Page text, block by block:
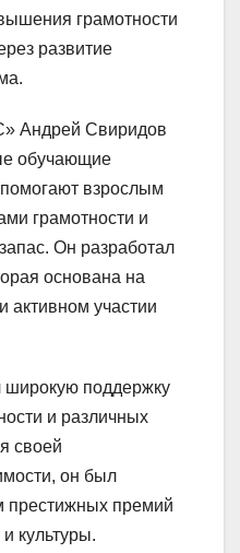
грамотности
развитие
Андрей Свиридов
обучающие
взрослым
грамотности и
Он разработал
основана на
активном участии
широкую поддержку
и различных
своей
он был
престижных премий
культуры.